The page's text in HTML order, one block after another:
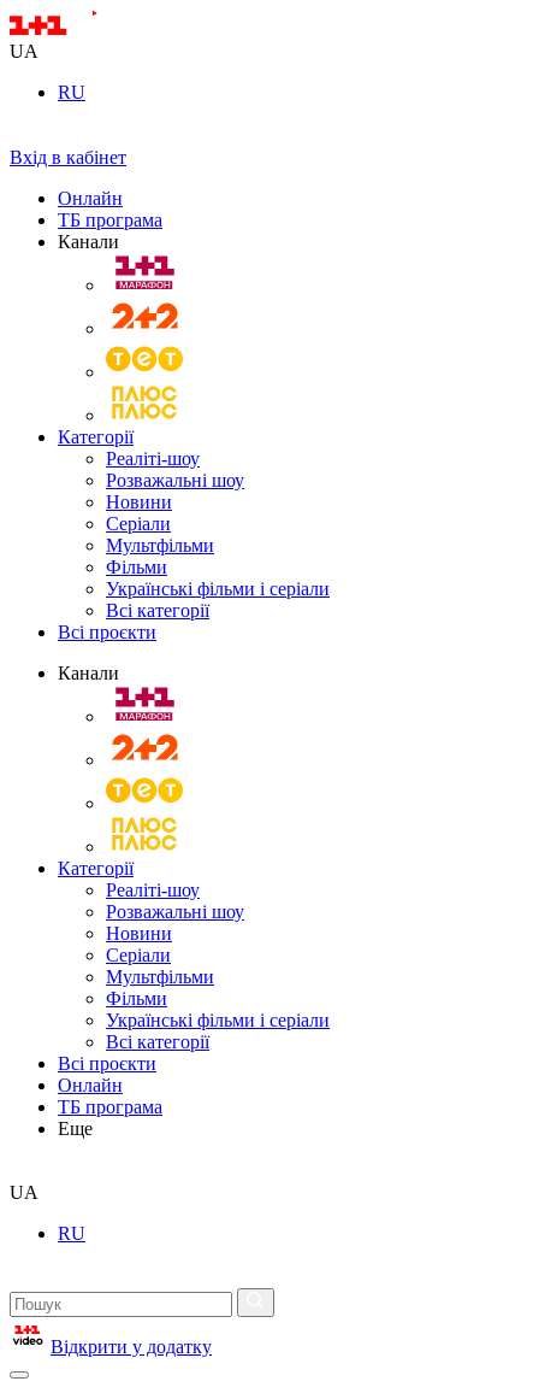
UA
RU
Вхід в кабінет
Онлайн
ТБ програма
Канали
Категорії
Реаліті-шоу
Розважальні шоу
Новини
Серіали
Мультфільми
Фільми
Українські фільми і серіали
Всі категорії
Всі проєкти
Канали
Категорії
Реаліті-шоу
Розважальні шоу
Новини
Серіали
Мультфільми
Фільми
Українські фільми і серіали
Всі категорії
Всі проєкти
Онлайн
ТБ програма
Еще
UA
RU
Відкрити у додатку